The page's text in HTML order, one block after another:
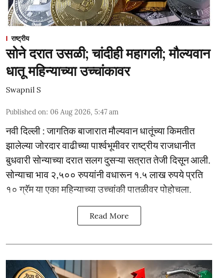
राष्ट्रीय
सोने दरात उसळी; चांदीही महागली; मौल्यवान
धातू महिन्याच्या उच्चांकावर
Swapnil S
Published on: 06 Aug 2026, 5:47 am
नवी दिल्ली : जागतिक बाजारात मौल्यवान धातूंच्या किमतीत
झालेल्या जोरदार वाढीच्या पार्श्वभूमीवर राष्ट्रीय राजधानीत
बुधवारी सोन्याच्या दरात सलग दुसऱ्या सत्रात तेजी दिसून आली.
सोन्याचा भाव २,५०० रुपयांनी वधारून १.५ लाख रुपये प्रति
१० ग्रॅम या एका महिन्याच्या उच्चांकी पातळीवर पोहोचला.
Read More